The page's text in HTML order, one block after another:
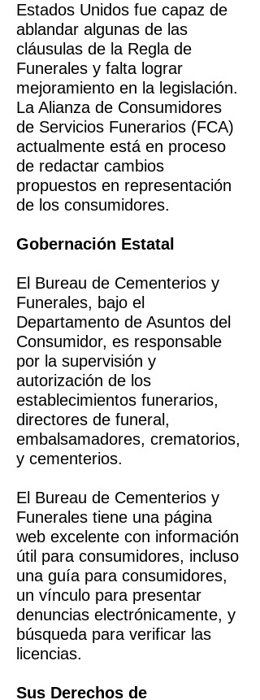
Estados Unidos fue capaz de
ablandar algunas de las
cláusulas de la Regla de
Funerales y falta lograr
mejoramiento en la legislación.
La Alianza de Consumidores
de Servicios Funerarios (FCA)
actualmente está en proceso
de redactar cambios
propuestos en representación
de los consumidores.
Gobernación Estatal
El Bureau de Cementerios y
Funerales, bajo el
Departamento de Asuntos del
Consumidor, es responsable
por la supervisión y
autorización de los
establecimientos funerarios,
directores de funeral,
embalsamadores, crematorios,
y cementerios.
El Bureau de Cementerios y
Funerales tiene una página
web excelente con información
útil para consumidores, incluso
una guía para consumidores,
un vínculo para presentar
denuncias electrónicamente, y
búsqueda para verificar las
licencias.
Sus Derechos de